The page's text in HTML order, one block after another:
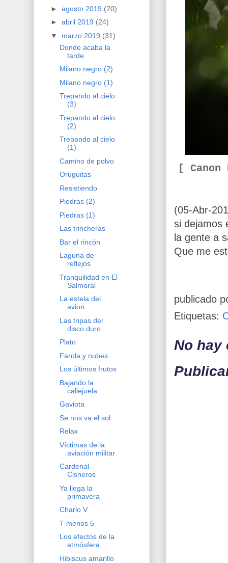
[
(05-Abr-
si dejamos
la gente a
Que me
publicado
Etiquetas:
No hay
► agosto 2019 (20)
► abril 2019 (24)
▼ marzo 2019 (31)
Donde acaba la
tarde
Milano negro (2)
Milano negro (1)
Trepando al cielo
(3)
Trepando al cielo
(2)
Trepando al cielo
(1)
Camino de polvo
Oruguitas
Resistiendo
Piedras (2)
Piedras (1)
Las trincheras
Bar el rincón
Laguna de
reflejos
Tranquilidad en El
Salmoral
La estela del
avion
Las tripas del
disco duro
Plato
Farola y nubes
Los últimos frutos
Bajando la
callejuela
Gaviota
Se nos va el sol
Relax
Víctimas de la
aviación militar
Cardenal
Cisneros
Ya llega la
primavera
Charlo V
T menos 5
Los efectos de la
atmósfera
Hibiscus amarillo